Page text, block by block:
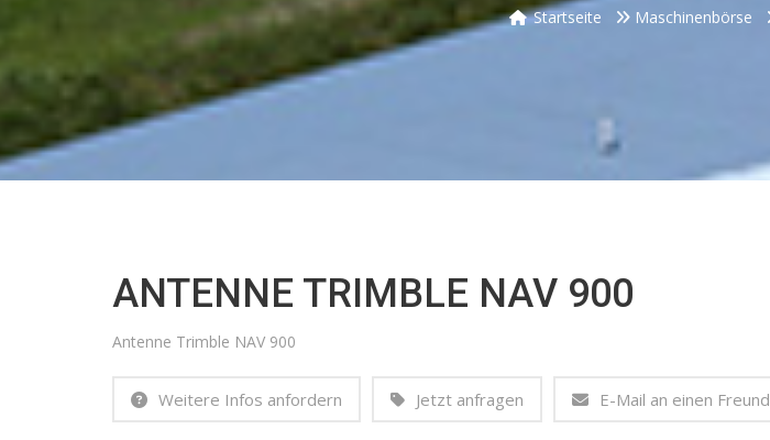
Startseite Maschinenbörse
ANTENNE TRIMBLE NAV 900
Antenne Trimble NAV 900
Weitere Infos anfordern Jetzt anfragen E-Mail an einen Freund